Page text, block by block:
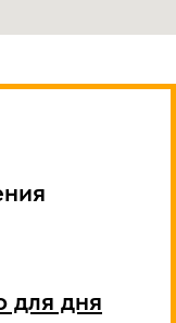
для дня